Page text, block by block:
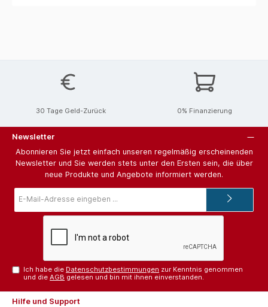
30 Tage Geld-Zurück 0% Finanzierung
Newsletter
Abonnieren Sie jetzt einfach unseren regelmäßig erscheinenden
Newsletter und Sie werden stets unter den Ersten sein, die über
neue Produkte und Angebote informiert werden.
Mail-
Ich habe die Datenschutzbestimmungen zur Kenntnis genommen
und dieAGB gelesen und bin mit ihnen einverstanden.
Hilfe und Support